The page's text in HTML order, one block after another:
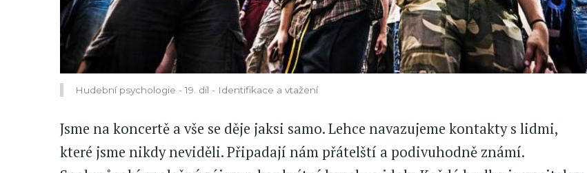
Hudební psychologie - 19. díl - Identifikace a vtažení
Jsme na koncertě a vše se děje jaksi samo. Lehce navazujeme kontakty s lidmi,
které jsme nikdy neviděli. Připadají nám přátelští a podivuhodně známí.